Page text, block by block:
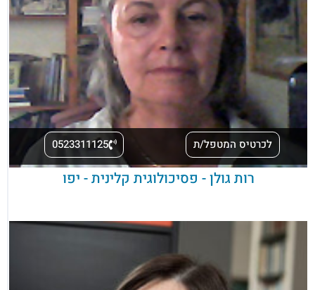
לכרטיס המטפל/ת 0523311125
רות גולן - פסיכולוגית קלינית - יפו